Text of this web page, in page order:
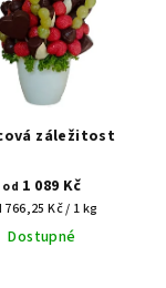
záležitost
od 1 089 Kč
766,25 Kč / 1 kg
Dostupné